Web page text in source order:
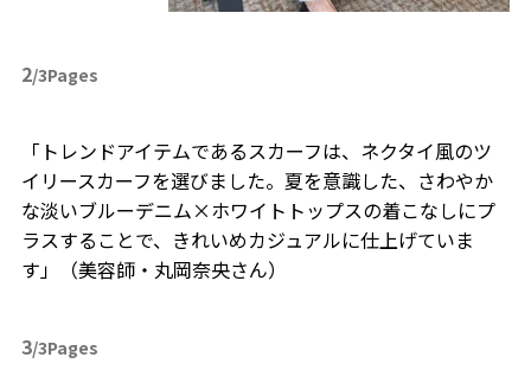
2/3Pages
「トレンドアイテムであるスカーフは、ネクタイ風のツ
イリースカーフを選びました。夏を意識した、さわやか
な淡いブルーデニム×ホワイトトップスの着こなしにプ
ラスすることで、きれいめカジュアルに仕上げていま
す」（美容師・丸岡奈央さん）
3/3Pages